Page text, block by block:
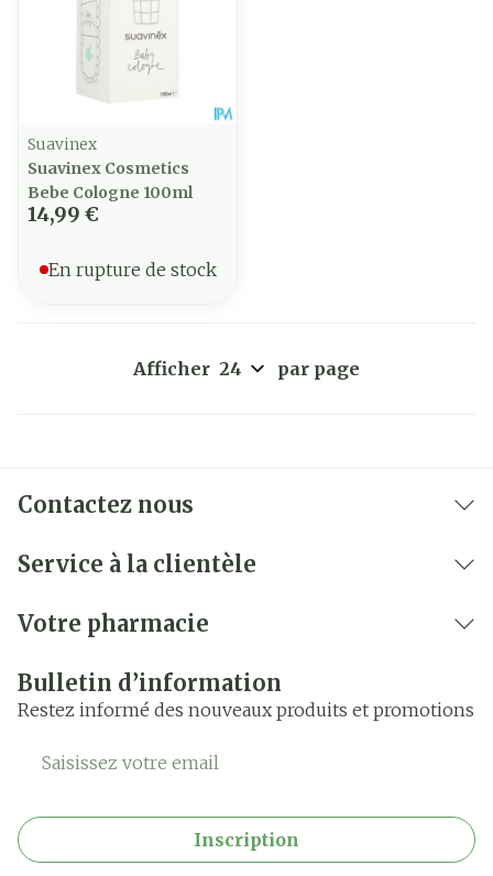
Suavinex
Suavinex Cosmetics
Bebe Cologne 100ml
14,99 €
En rupture de stock
Afficher par page
Contactez nous
Service à la clientèle
Votre pharmacie
Bulletin d’information
Restez informé des nouveaux produits et promotions
Adresse mail
Inscription